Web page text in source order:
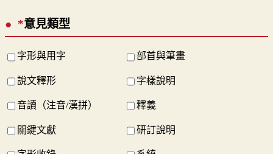
*意見類型
字形與用字 部首與筆畫
說文釋形 字樣說明
音讀（注音/漢拼） 釋義
關鍵文獻 研訂說明